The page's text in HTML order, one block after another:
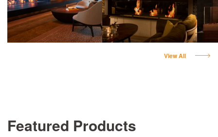
View All
Featured Products